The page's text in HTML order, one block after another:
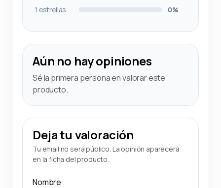
1 estrellas
0%
Aún no hay opiniones
Sé la primera persona en valorar este
producto.
Deja tu valoración
Tu email no será público. La opinión aparecerá
en la ficha del producto.
Nombre